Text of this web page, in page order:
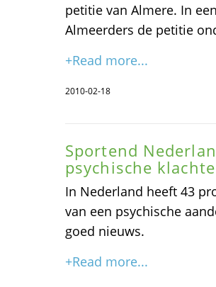
petitie van Almere. In
Almeerders de petitie
+Read more...
2010-02-18
Sportend
psychische
In Nederland heeft 43
van een psychische
goed nieuws.
+Read more...